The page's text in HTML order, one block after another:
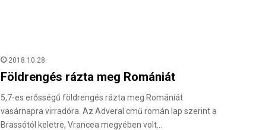
2018.10.28.
Földrengés rázta meg Romániát
5,7-es erősségű földrengés rázta meg Romániát
vasárnapra virradóra. Az Adveral cmű román lap szerint a
Brassótól keletre, Vrancea megyében volt…